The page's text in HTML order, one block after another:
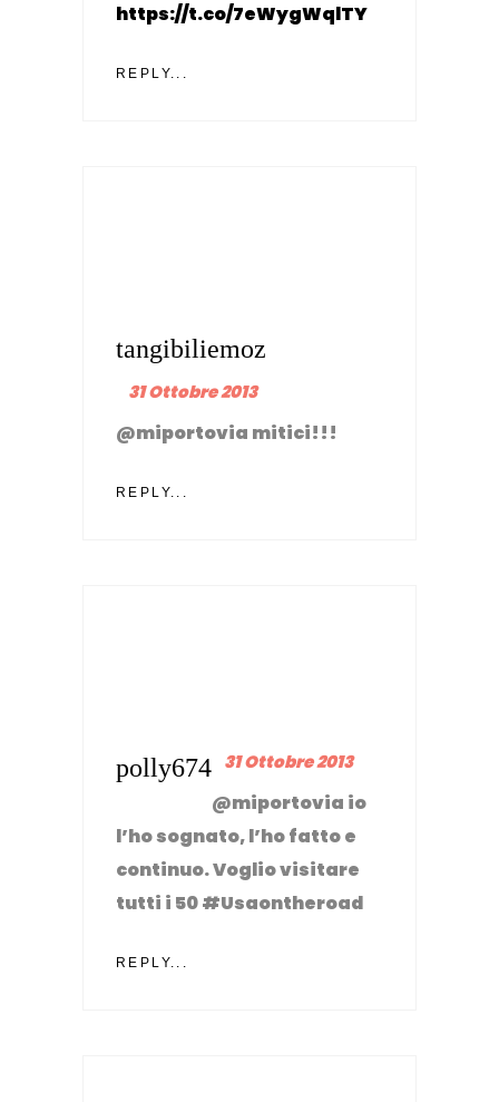
https://t.co/7eWygWqlTY
REPLY...
tangibiliemoz
31 Ottobre 2013
@miportovia mitici!!!
REPLY...
polly674 31 Ottobre 2013
@miportovia io
l’ho sognato, l’ho fatto e
continuo. Voglio visitare
tutti i 50 #Usaontheroad
REPLY...